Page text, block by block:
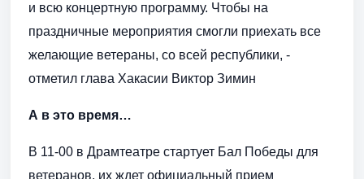
и всю концертную программу. Чтобы на
праздничные мероприятия смогли приехать все
желающие ветераны, со всей республики, -
отметил глава Хакасии Виктор Зимин
А в это время…
В 11-00 в Драмтеатре стартует Бал Победы для
ветеранов, их ждет официальный прием